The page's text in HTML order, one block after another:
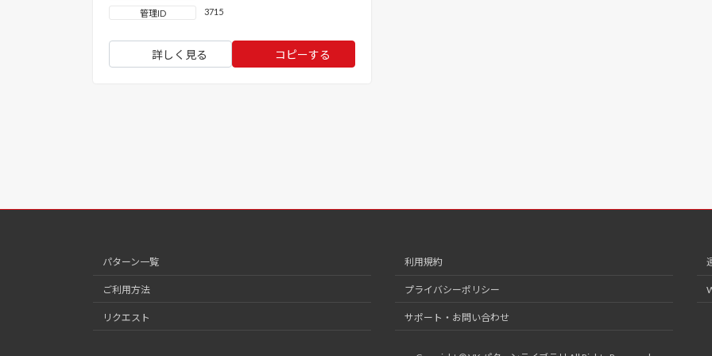
管理ID
3715
詳しく見る コピーする
パターン一覧
ご利用方法
リクエスト
利用規約
プライバシーポリシー
サポート・お問い合わせ